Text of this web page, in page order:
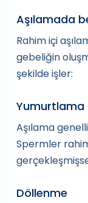
Aşılamada
Rahim içi
gebeliğin
şekilde işler:
Yumurtlama
Aşılama
Spermler
Döllenme